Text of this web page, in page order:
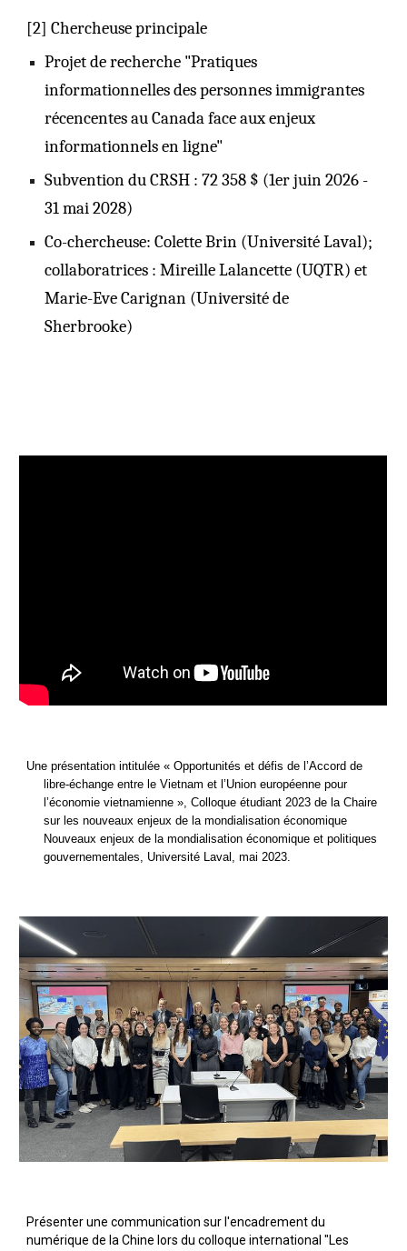
[2] Chercheuse principale
Projet de recherche "Pratiques
informationnelles des personnes immigrantes
récencentes au Canada face aux enjeux
informationnels en ligne"
Subvention du CRSH : 72 358 $ (1er juin 2026 -
31 mai 2028)
Co-chercheuse: Colette Brin (Université Laval);
collaboratrices : Mireille Lalancette (UQTR) et
Marie-Eve Carignan (Université de
Sherbrooke)
Une présentation intitulée« Opportunités et défis de l’Accord de
libre-échange entre le Vietnam et l’Union européenne pour
l’économie vietnamienne », Colloque étudiant 2023 de la Chaire
sur les nouveaux enjeux de la mondialisation économique
Nouveaux enjeux de la mondialisation économique et politiques
gouvernementales, Université Laval, mai 2023.
Présenter une communication sur l'encadrement du
numérique de la Chine lors du colloque international "Les